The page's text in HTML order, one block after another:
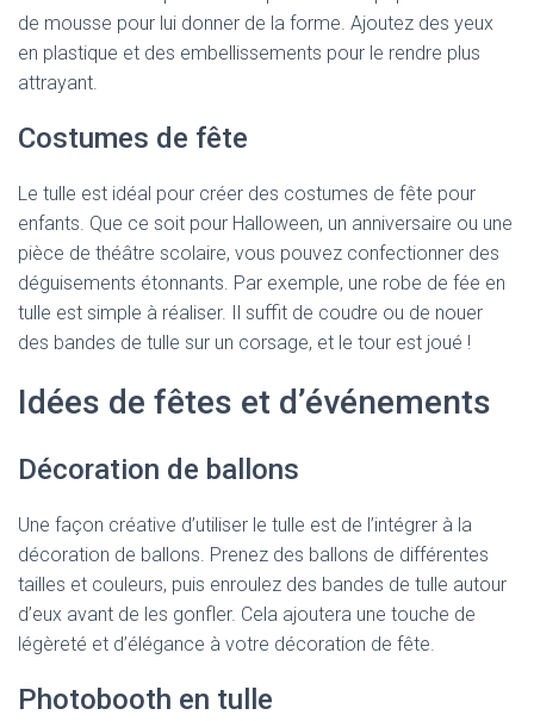
de mousse pour lui donner de la forme. Ajoutez des yeux
en plastique et des embellissements pour le rendre plus
attrayant.
Costumes de fête
Le tulle est idéal pour créer des costumes de fête pour
enfants. Que ce soit pour Halloween, un anniversaire ou une
pièce de théâtre scolaire, vous pouvez confectionner des
déguisements étonnants. Par exemple, une robe de fée en
tulle est simple à réaliser. Il suffit de coudre ou de nouer
des bandes de tulle sur un corsage, et le tour est joué !
Idées de fêtes et d’événements
Décoration de ballons
Une façon créative d’utiliser le tulle est de l’intégrer à la
décoration de ballons. Prenez des ballons de différentes
tailles et couleurs, puis enroulez des bandes de tulle autour
d’eux avant de les gonfler. Cela ajoutera une touche de
légèreté et d’élégance à votre décoration de fête.
Photobooth en tulle